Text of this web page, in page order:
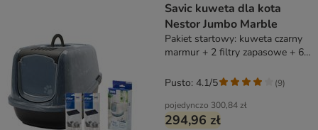
Savic kuweta dla kota
Nestor Jumbo Marble
Pakiet startowy: kuweta czarny
marmur + 2 filtry zapasowe + 6
pojedynczo 300,84 zł
294,96 zł
Pusto: 4.1/5 (9)